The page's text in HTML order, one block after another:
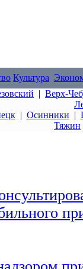
Культура
| Верх-
| Осинники |
Тяжин